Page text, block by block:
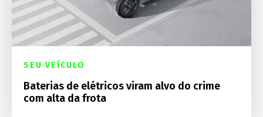
SEU VEÍCULO
Baterias de elétricos viram alvo do crime
com alta da frota